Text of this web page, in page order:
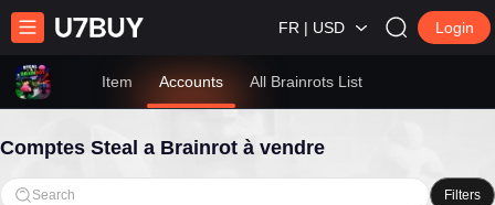
FR | USD Login
Item Accounts All Brainrots List
Comptes Steal a Brainrot à vendre
Search Filters